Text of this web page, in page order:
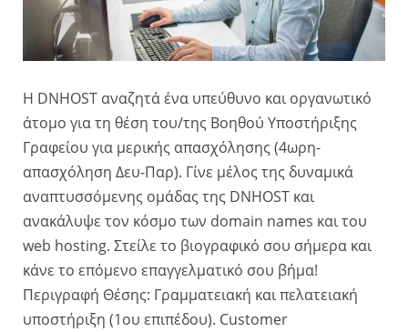
Η DNHOST αναζητά ένα υπεύθυνο και οργανωτικό
άτομο για τη θέση του/της Βοηθού Υποστήριξης
Γραφείου για μερικής απασχόλησης (4ωρη-
απασχόληση Δευ-Παρ). Γίνε μέλος της δυναμικά
αναπτυσσόμενης ομάδας της DNHOST και
ανακάλυψε τον κόσμο των domain names και του
web hosting. Στείλε το βιογραφικό σου σήμερα και
κάνε το επόμενο επαγγελματικό σου βήμα!
Περιγραφή Θέσης: Γραμματειακή και πελατειακή
υποστήριξη (1ου επιπέδου). Customer